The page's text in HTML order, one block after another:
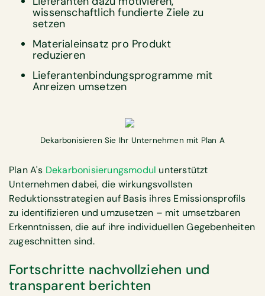
wissenschaftlich fundierte Ziele zu
setzen
Materialeinsatz pro Produkt
reduzieren
Lieferantenbindungsprogramme mit
Anreizen umsetzen
Dekarbonisieren Sie Ihr Unternehmen mit Plan A
Plan A's Dekarbonisierungsmodul unterstützt
Unternehmen dabei, die wirkungsvollsten
Reduktionsstrategien auf Basis ihres Emissionsprofils
zu identifizieren und umzusetzen – mit umsetzbaren
Erkenntnissen, die auf ihre individuellen Gegebenheiten
zugeschnitten sind.
Fortschritte nachvollziehen und
transparent berichten